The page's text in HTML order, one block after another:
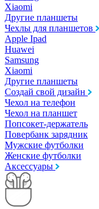
Xiaomi
Другие планшеты
Чехлы для планшетов
Apple Ipad
Huawei
Samsung
Xiaomi
Другие планшеты
Создай свой дизайн
Чехол на телефон
Чехол на планшет
Попсокет-держатель
Повербанк зарядник
Мужские футболки
Женские футболки
Аксессуары